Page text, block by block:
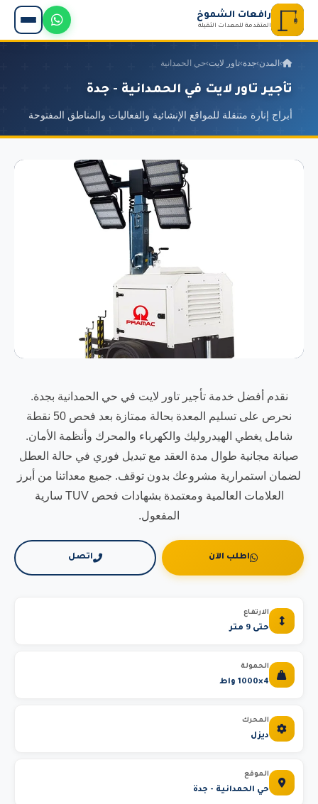
رافعات الشموخ
المتقدمة للمعدات الثقيلة
› المدن›جدة›تاور لايت›حي الحمدانية
تأجير تاور لايت في الحمدانية - جدة
أبراج إنارة متنقلة للمواقع الإنشائية والفعاليات والمناطق المفتوحة
نقدم أفضل خدمة تأجير تاور لايت في حي الحمدانية بجدة.
نحرص على تسليم المعدة بحالة ممتازة بعد فحص 50 نقطة
شامل يغطي الهيدروليك والكهرباء والمحرك وأنظمة الأمان.
صيانة مجانية طوال مدة العقد مع تبديل فوري في حالة العطل
لضمان استمرارية مشروعك بدون توقف. جميع معداتنا من أبرز
العلامات العالمية ومعتمدة بشهادات فحص TUV سارية
المفعول.
اطلب الآن اتصل
الارتفاع
حتى 9 متر
الحمولة
4×1000 واط
المحرك
ديزل
الموقع
حي الحمدانية - جدة